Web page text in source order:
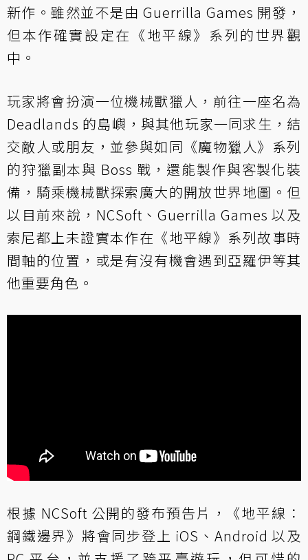
新作。雖然並不是由 Guerrilla Games 開發，
但本作確實設定在《地平線》系列的世界觀
中。
玩家將會扮演一位機械獸獵人，前往一座名為
Deadlands 的島嶼，與其他玩家一同求生，結
交敵人或朋友，並參與如同《魔物獵人》系列
的狩獵副本與 Boss 戰，還能製作與客製化裝
備，騎乘機械獸探索廣大的開放世界地圖。但
以目前來說，NCSoft、Guerrilla Games 以及
索尼都上未證實本作在《地平線》系列故事時
間軸的位置，或是有沒有機會遇到亞羅伊等其
他重要角色。
根據 NCSoft 公開的發布預告片，《地平線：
鋼鐵邊界》將會同步登上 iOS、Android 以及